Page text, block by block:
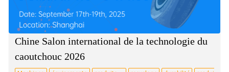
Chine Salon international de la technologie du
caoutchouc 2026